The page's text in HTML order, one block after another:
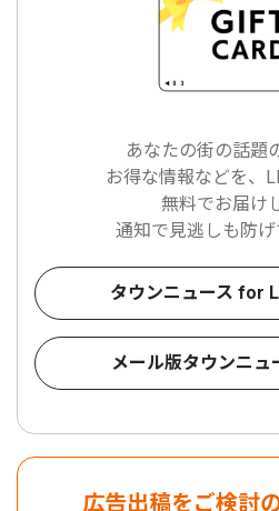
あなたの街の話題
お得な情報などを、
無料でお届け
通知で見逃しも防げ
タウンニュース for
メール版タウンニュ
広告出稿をご検討